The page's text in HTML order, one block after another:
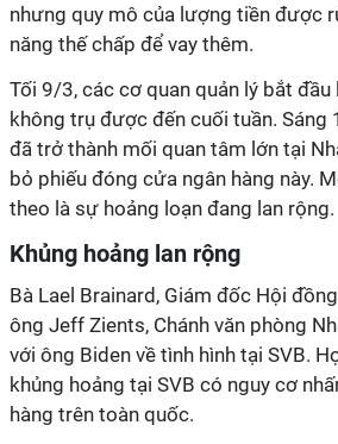
nhưng quy mô của lượng tiền được
năng thế chấp để vay thêm.
Tối 9/3, các cơ quan quản lý bắt đầu
không trụ được đến cuối tuần. Sáng
đã trở thành mối quan tâm lớn tại
bỏ phiếu đóng cửa ngân hàng này.
theo là sự hoảng loạn đang lan rộng.
Khủng hoảng lan rộng
Bà Lael Brainard, Giám đốc Hội
ông Jeff Zients, Chánh văn phòng
với ông Biden về tình hình tại SVB.
khủng hoảng tại SVB có nguy cơ
hàng trên toàn quốc.